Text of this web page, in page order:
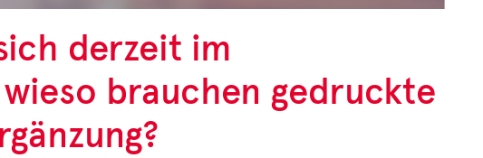
derzeit im
brauchen gedruckte